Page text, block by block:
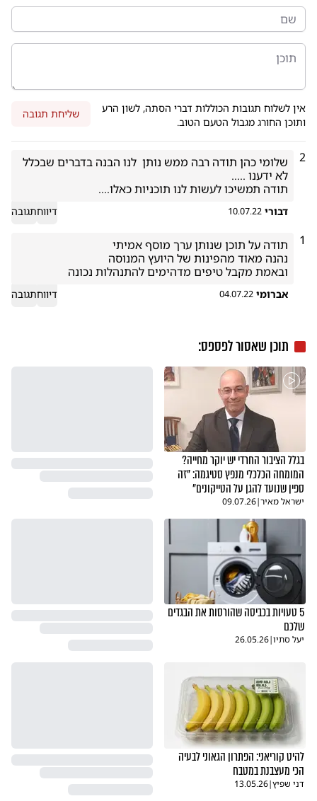
אין לשלוח תגובות הכוללות דברי הסתה, לשון הרע
ותוכן החורג מגבול הטעם הטוב.
שליחת תגובה
2
תודה תמשיכו לעשות לנו תוכניות כאלו....
דבורי 10.07.22 דיווחתגובה
1
ובאמת מקבל טיפים מדהימים להתנהלות נכונה
אברומי 04.07.22 דיווחתגובה
תוכן שאסור לפספס:
בגלל הציבור החרדי יש יוקר מחייה?
המומחה הכלכלי מנפץ סטיגמה: "זה
ספין שנועד להגן על הטייקונים"
ישראל מאיר|
09.07.26
5 טעויות בכביסה שהורסות את הבגדים
שלכם
יעל סתיו|
26.05.26
להיט קוריאני: הפתרון הגאוני לבעיה
הכי מעצבנת במטבח
דני שפיץ|
13.05.26